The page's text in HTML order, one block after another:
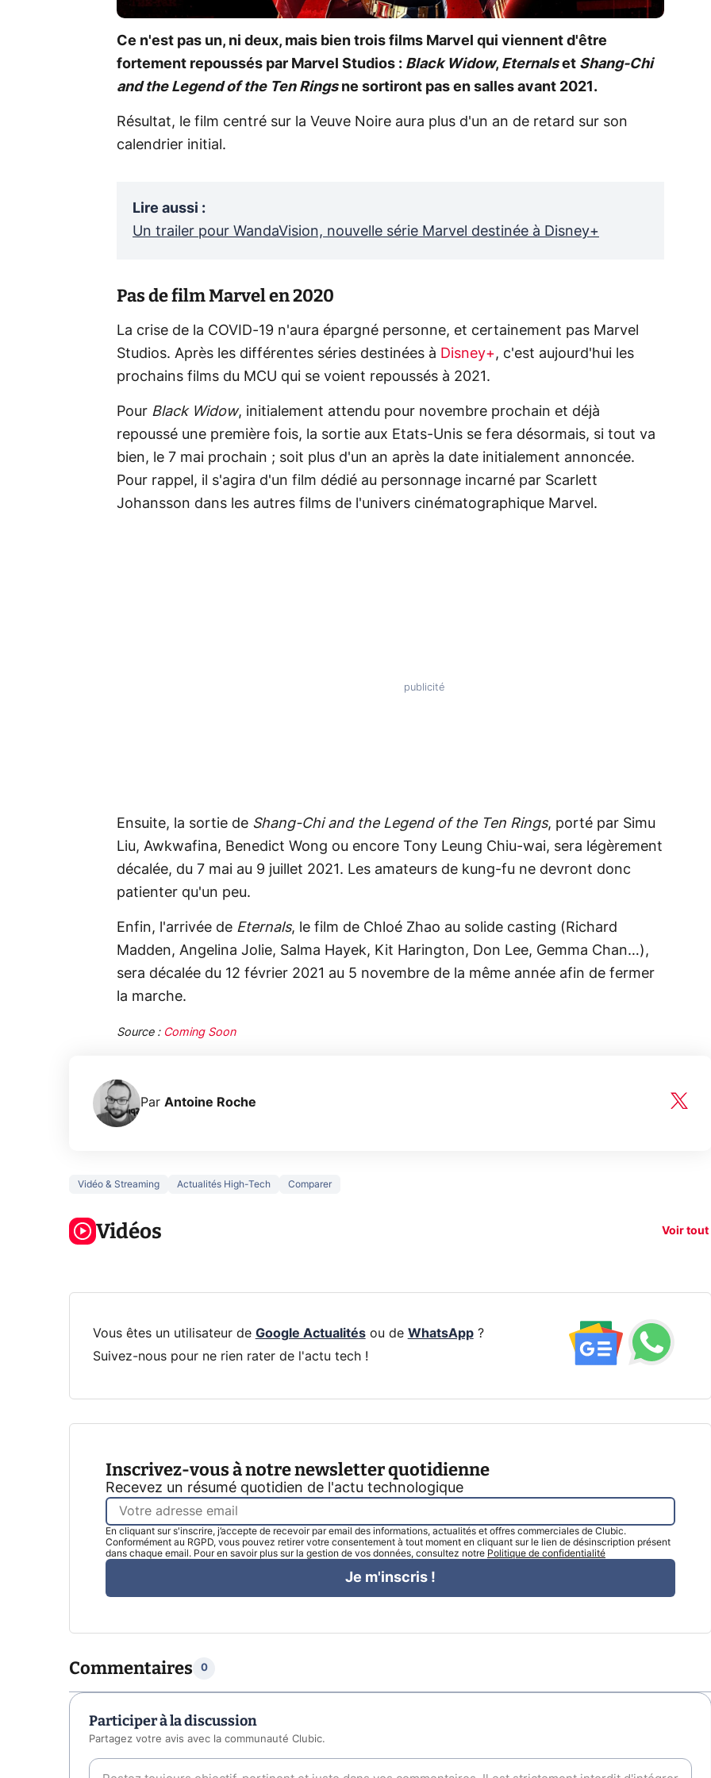
Ce n'est pas un, ni deux, mais bien trois films Marvel qui viennent d'être
fortement repoussés par Marvel Studios : Black Widow, Eternalset Shang-Chi
and the Legend of the Ten Ringsne sortiront pas en salles avant 2021.
Résultat, le film centré sur la Veuve Noire aura plus d'un an de retard sur son
calendrier initial.
Lire aussi :
Un trailer pour WandaVision, nouvelle série Marvel destinée à Disney+
Pas de film Marvel en 2020
La crise de la COVID-19 n'aura épargné personne, et certainement pas Marvel
Studios. Après les différentes séries destinées à Disney+, c'est aujourd'hui les
prochains films du MCU qui se voient repoussés à 2021.
Pour Black Widow, initialement attendu pour novembre prochain et déjà
repoussé une première fois, la sortie aux Etats-Unis se fera désormais, si tout va
bien, le 7 mai prochain ; soit plus d'un an après la date initialement annoncée.
Pour rappel, il s'agira d'un film dédié au personnage incarné par Scarlett
Johansson dans les autres films de l'univers cinématographique Marvel.
Ensuite, la sortie de Shang-Chi and the Legend of the Ten Rings, porté par Simu
Liu, Awkwafina, Benedict Wong ou encore Tony Leung Chiu-wai, sera légèrement
décalée, du 7 mai au 9 juillet 2021. Les amateurs de kung-fu ne devront donc
patienter qu'un peu.
Enfin, l'arrivée de Eternals, le film de Chloé Zhao au solide casting (Richard
Madden, Angelina Jolie, Salma Hayek, Kit Harington, Don Lee, Gemma Chan…),
sera décalée du 12 février 2021 au 5 novembre de la même année afin de fermer
la marche.
Source : Coming Soon
Par Antoine Roche
Vidéo & Streaming Actualités High-Tech Comparer
Vidéos Voir tout
3 écrans en 1
Voici L'AOC
CQ32G4ZA !
5 générations
Vous êtes un utilisateur de Google Actualitésou de WhatsApp?
Suivez-nous pour ne rien rater de l'actu tech !
Inscrivez-vous à notre newsletter quotidienne
Recevez un résumé quotidien de l'actu technologique
En cliquant sur s'inscrire, j’accepte de recevoir par email des informations, actualités et offres commerciales de Clubic.
Conformément au RGPD, vous pouvez retirer votre consentement à tout moment en cliquant sur le lien de désinscription présent
dans chaque email. Pour en savoir plus sur la gestion de vos données, consultez notre Politique de confidentialité
Je m'inscris !
Commentaires 0
Participer à la discussion
Partagez votre avis avec la communauté Clubic.